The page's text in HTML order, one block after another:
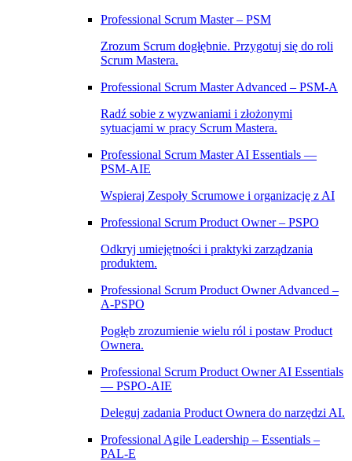
Professional Scrum Master – PSM
Zrozum Scrum dogłębnie. Przygotuj się do roli
Scrum Mastera.
Professional Scrum Master Advanced – PSM‑A
Radź sobie z wyzwaniami i złożonymi
sytuacjami w pracy Scrum Mastera.
Professional Scrum Master AI Essentials —
PSM-AIE
Wspieraj Zespoły Scrumowe i organizację z AI
Professional Scrum Product Owner – PSPO
Odkryj umiejętności i praktyki zarządzania
produktem.
Professional Scrum Product Owner Advanced –
A‑PSPO
Pogłęb zrozumienie wielu ról i postaw Product
Ownera.
Professional Scrum Product Owner AI Essentials
— PSPO-AIE
Deleguj zadania Product Ownera do narzędzi AI.
Professional Agile Leadership – Essentials –
PAL‑E